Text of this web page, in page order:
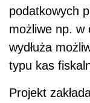
podatkowych
możliwe np. w
wydłuża
typu kas
Projekt